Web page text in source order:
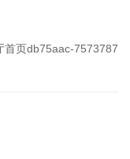
首页db75aac-7573787